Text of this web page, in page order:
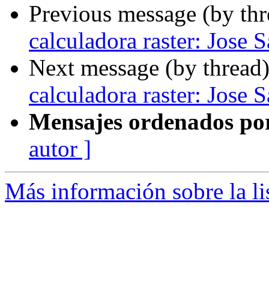
Previous message (by
calculadora raster: Jose
Next message (by
calculadora raster: Jose
Mensajes ordenados
autor ]
Más información sobre la